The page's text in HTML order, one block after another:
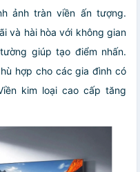
ảnh tràn viền ấn tượng.
và hài hòa với không gian
giúp tạo điểm nhấn.
hợp cho các gia đình có
kim loại cao cấp tăng